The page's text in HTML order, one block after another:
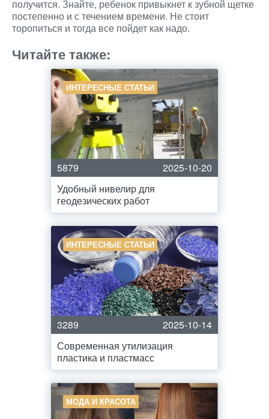
получится. Знайте, ребенок привыкнет к зубной щетке
постепенно и с течением времени. Не стоит
торопиться и тогда все пойдет как надо.
Читайте также:
ИНТЕРЕСНЫЕ СТАТЬИ
5879
2025-10-20
Удобный нивелир для
геодезических работ
ИНТЕРЕСНЫЕ СТАТЬИ
3289
2025-10-14
Современная утилизация
пластика и пластмасс
МОДА И КРАСОТА